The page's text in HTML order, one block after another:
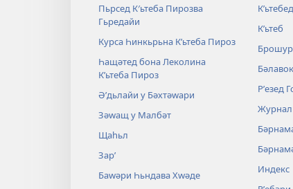
Пьрсед К′ьтеба Пирозва
Гьредайи
Курса Һинкьрьна Кʹьтеба Пироз
Һащәтед бона Леколина
Кʹьтеба Пироз
Әʹдьлайи у Бәхтәԝари
Зәԝащ у Малбәт
Щаһьл
Зарʹ
Баԝәри Һьндава Хԝәде
Кʹьтеб
Брошур
Рʹезед
Журнал
Индекс